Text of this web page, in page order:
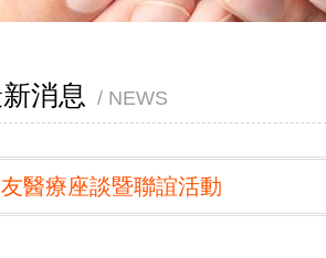
消息 NEWS
醫療座談暨聯誼活動